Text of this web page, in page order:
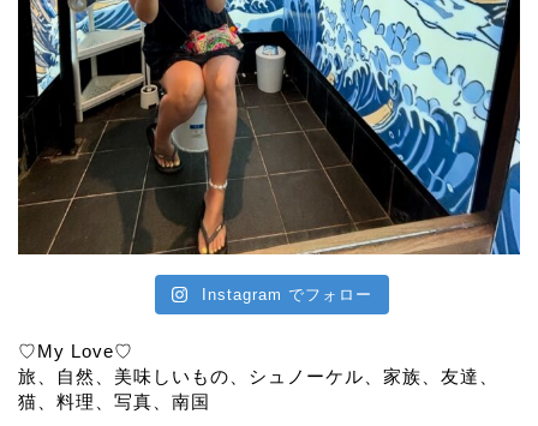
Instagram でフォロー
♡My Love♡
旅、自然、美味しいもの、シュノーケル、家族、友達、
猫、料理、写真、南国